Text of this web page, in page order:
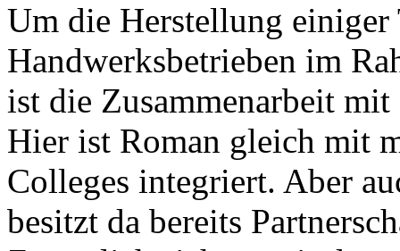
Um die Herstellung einiger
Handwerksbetrieben im
ist die Zusammenarbeit
Hier ist Roman gleich mit
Colleges integriert. Aber
besitzt da bereits